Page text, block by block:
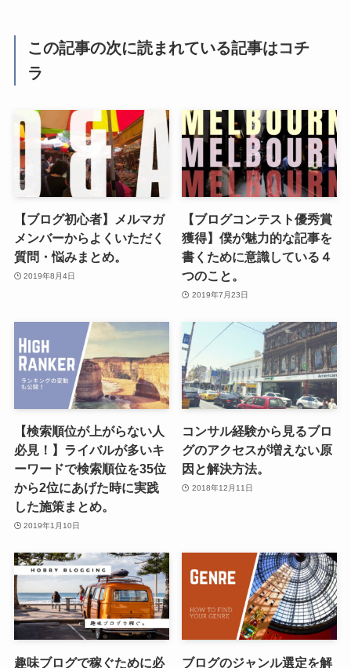
この記事の次に読まれている記事はコチ
ラ
【ブログ初心者】メルマガ
メンバーからよくいただく
質問・悩みまとめ。
2019年8月4日
【ブログコンテスト優秀賞
獲得】僕が魅力的な記事を
書くために意識している４
つのこと。
2019年7月23日
【検索順位が上がらない人
必見！】ライバルが多いキ
ーワードで検索順位を35位
から2位にあげた時に実践
した施策まとめ。
2019年1月10日
コンサル経験から見るブロ
グのアクセスが増えない原
因と解決方法。
2018年12月11日
趣味ブログで稼ぐために必
ブログのジャンル選定を解